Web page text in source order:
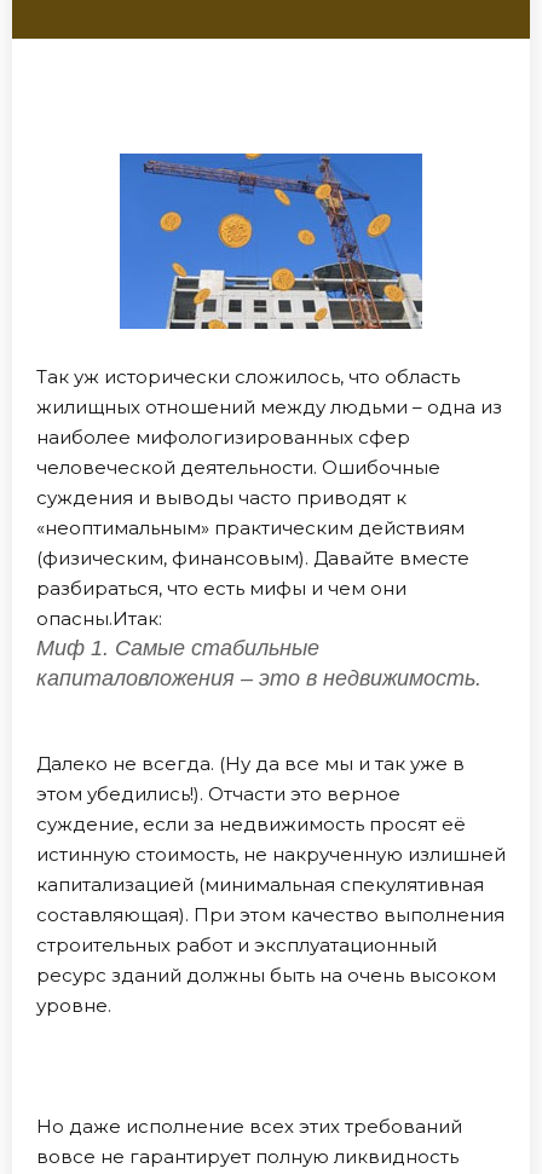
Так уж исторически сложилось, что область
жилищных отношений между людьми – одна из
наиболее мифологизированных сфер
человеческой деятельности. Ошибочные
суждения и выводы часто приводят к
«неоптимальным» практическим действиям
(физическим, финансовым). Давайте вместе
разбираться, что есть мифы и чем они
опасны.Итак:
Миф 1. Самые стабильные
капиталовложения – это в недвижимость.
Далеко не всегда. (Ну да все мы и так уже в
этом убедились!). Отчасти это верное
суждение, если за недвижимость просят её
истинную стоимость, не накрученную излишней
капитализацией (минимальная спекулятивная
составляющая). При этом качество выполнения
строительных работ и эксплуатационный
ресурс зданий должны быть на очень высоком
уровне.
Но даже исполнение всех этих требований
вовсе не гарантирует полную ликвидность